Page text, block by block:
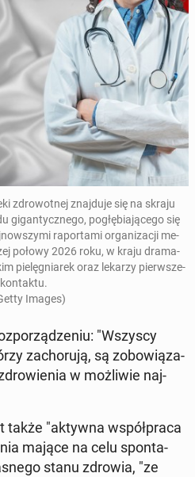
zdro­wot­nej znaj­du­je się na skraju
gi­gan­tycz­ne­go, po­głę­bia­ją­ce­go się
ra­por­ta­mi or­ga­ni­za­cji me­
połowy 2026 roku, w kraju dra­ma­
pie­lę­gnia­rek oraz lekarzy pierw­sze­
Images)
"Wszyscy
za­cho­ru­ją, są zo­bo­wią­za­
w moż­li­wie naj­
także "aktywna współ­pra­ca
mające na celu spon­ta­
stanu zdrowia, "ze